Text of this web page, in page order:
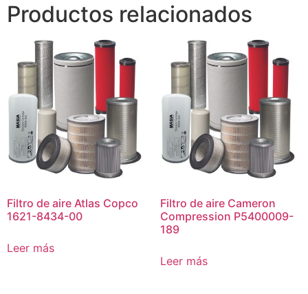
Productos relacionados
Filtro de aire Atlas Copco
1621-8434-00
Leer más
Filtro de aire Cameron
Compression P5400009-
189
Leer más